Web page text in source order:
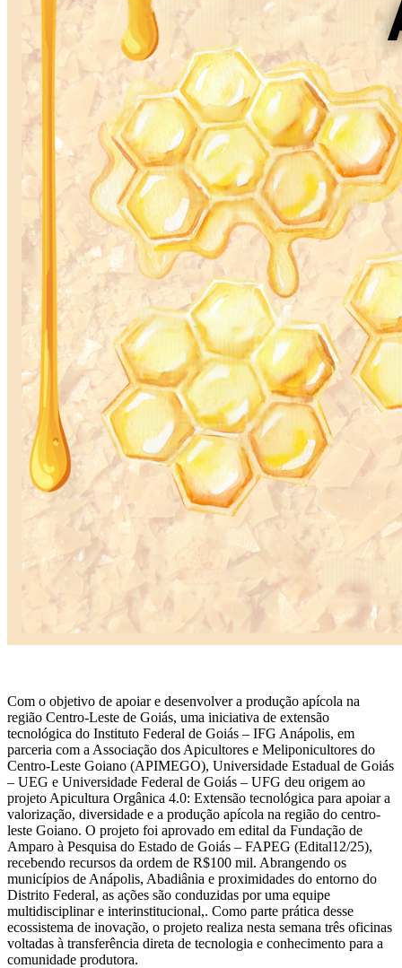
Com o objetivo de apoiar e desenvolver a produção apícola na
região Centro-Leste de Goiás, uma iniciativa de extensão
tecnológica do Instituto Federal de Goiás – IFG Anápolis, em
parceria com a Associação dos Apicultores e Meliponicultores do
Centro-Leste Goiano (APIMEGO), Universidade Estadual de Goiás
– UEG e Universidade Federal de Goiás – UFG deu origem ao
projeto Apicultura Orgânica 4.0: Extensão tecnológica para apoiar a
valorização, diversidade e a produção apícola na região do centro-
leste Goiano. O projeto foi aprovado em edital da Fundação de
Amparo à Pesquisa do Estado de Goiás – FAPEG (Edital12/25),
recebendo recursos da ordem de R$100 mil. Abrangendo os
municípios de Anápolis, Abadiânia e proximidades do entorno do
Distrito Federal, as ações são conduzidas por uma equipe
multidisciplinar e interinstitucional,. Como parte prática desse
ecossistema de inovação, o projeto realiza nesta semana três oficinas
voltadas à transferência direta de tecnologia e conhecimento para a
comunidade produtora.